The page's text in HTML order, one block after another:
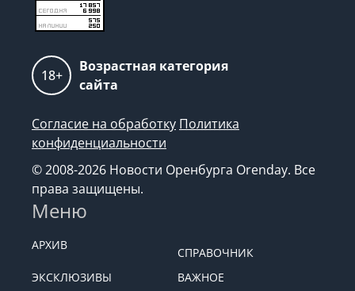
18+
Возрастная категория
сайта
Согласие на обработку Политика
конфиденциальности
© 2008-2026 Новости Оренбурга Orenday. Все
права защищены.
Меню
АРХИВ
СПРАВОЧНИК
ЭКСКЛЮЗИВЫ
ВАЖНОЕ